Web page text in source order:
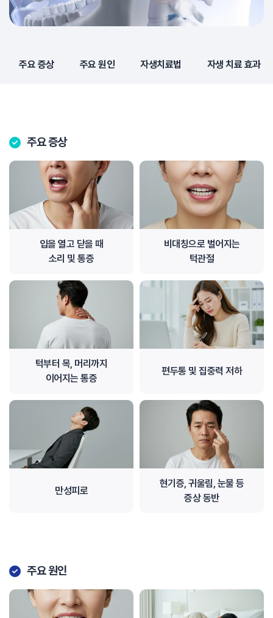
주요 증상 주요 원인 자생치료법 자생 치료 효과
주요 증상
입을 열고 닫을 때
소리 및 통증
비대칭으로 벌어지는
턱관절
턱부터 목, 머리까지
이어지는 통증
편두통 및 집중력 저하
만성피로
현기증, 귀울림, 눈물 등
증상 동반
주요 원인